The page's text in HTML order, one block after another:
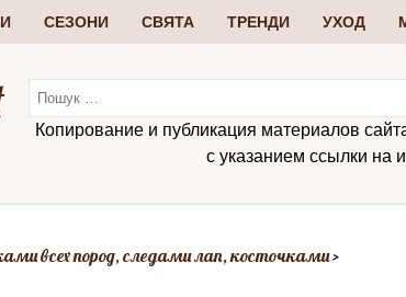
СЕЗОНИ СВЯТА ТРЕНДИ УХОД
Копирование и публикация материалов
с указанием ссылки на
всех пород, следами лап, косточками